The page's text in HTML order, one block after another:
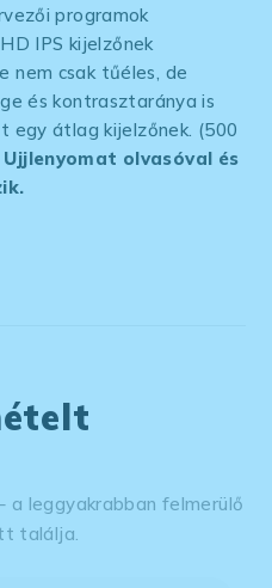
programok
IPS kijelzőnek
nem csak tűéles, de
és kontrasztaránya is
egy átlag kijelzőnek. (500
Ujjlenyomat olvasóval és
a leggyakrabban felmerülő
találja.